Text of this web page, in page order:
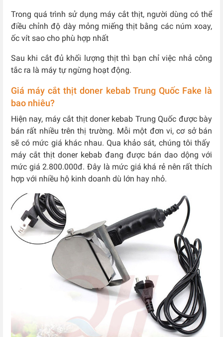
Trong quá trình sử dụng máy cắt thịt, người dùng có thể
điều chỉnh độ dày mỏng miếng thịt bằng các núm xoay,
ốc vít sao cho phù hợp nhất
Sau khi cắt đủ khối lượng thịt thì bạn chỉ việc nhả công
tắc ra là máy tự ngừng hoạt động.
Giá máy cắt thịt doner kebab Trung Quốc Fake là
bao nhiêu?
Hiện nay, máy cắt thịt doner kebab Trung Quốc được bày
bán rất nhiều trên thị trường. Mỗi một đơn vi, cơ sở bán
sẽ có mức giá khác nhau. Qua khảo sát, chúng tôi thấy
máy cắt thịt doner kebab đang được bán dao dộng với
mức giá 2.800.000đ. Đây là mức giá khá rẻ nên rất thích
hợp với nhiều hộ kinh doanh dù lớn hay nhỏ.